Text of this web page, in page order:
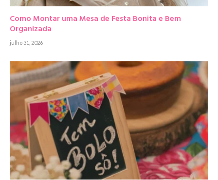
Como Montar uma Mesa de Festa Bonita e Bem
Organizada
julho 31, 2026